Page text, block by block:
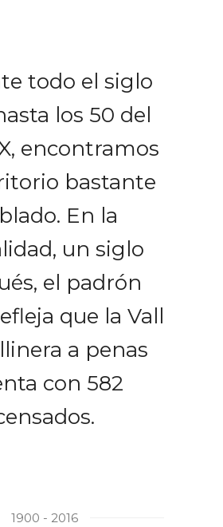
todo el siglo
los 50 del
encontramos
bastante
En la
un siglo
el padrón
que la Vall
a penas
con 582
1900 - 2016